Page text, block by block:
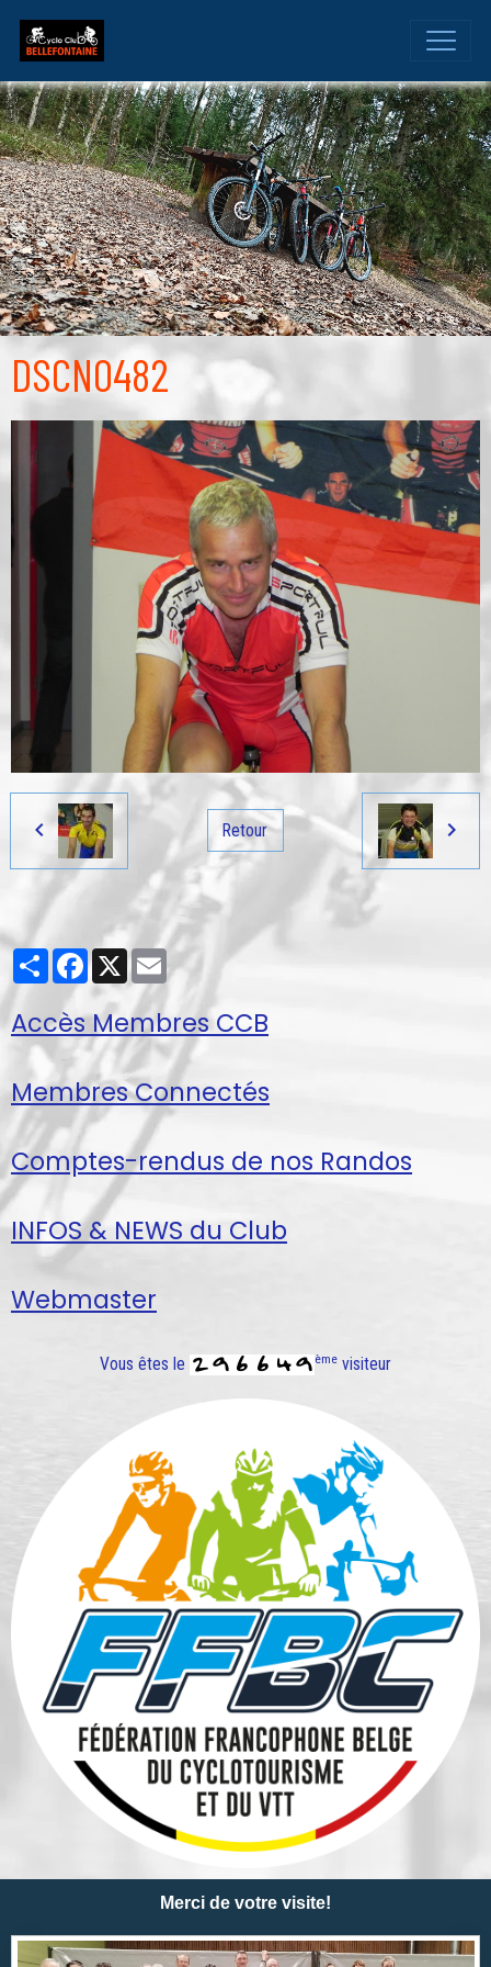
DSCN0482
Retour
PartagerFacebook
X Email
Accès Membres CCB
Membres Connectés
Comptes-rendus de nos Randos
INFOS & NEWS du Club
Webmaster
Vous êtes le ème visiteur
Merci de votre visite!